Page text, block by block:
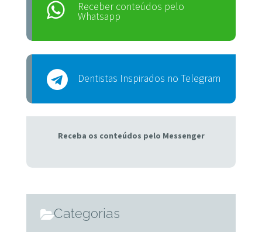
Receber conteúdos pelo
Whatsapp
Dentistas Inspirados no Telegram
Receba os conteúdos pelo Messenger
Categorias